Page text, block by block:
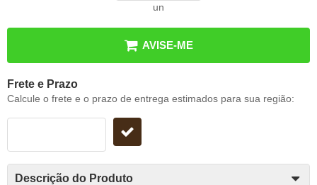
un
AVISE-ME
Frete e Prazo
Calcule o frete e o prazo de entrega estimados para sua região:
Descrição do Produto